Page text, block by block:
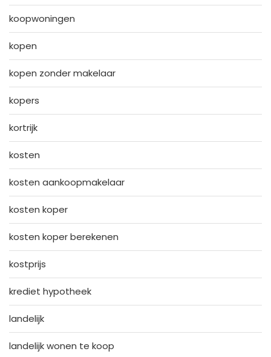
koopwoningen
kopen
kopen zonder makelaar
kopers
kortrijk
kosten
kosten aankoopmakelaar
kosten koper
kosten koper berekenen
kostprijs
krediet hypotheek
landelijk
landelijk wonen te koop